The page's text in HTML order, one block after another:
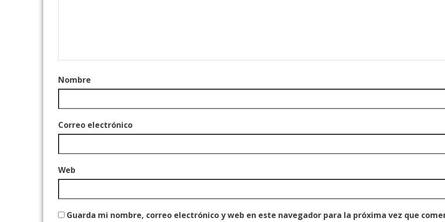
Nombre
Correo electrónico
Web
Guarda mi nombre, correo electrónico y web en este navegador para la próxima vez que